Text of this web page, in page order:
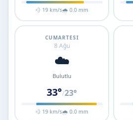
💨 19 km/s🌧 0.0 mm
CUMARTESI
8 Ağu
☁️
Bulutlu
33°/23°
💨 19 km/s🌧 0.0 mm